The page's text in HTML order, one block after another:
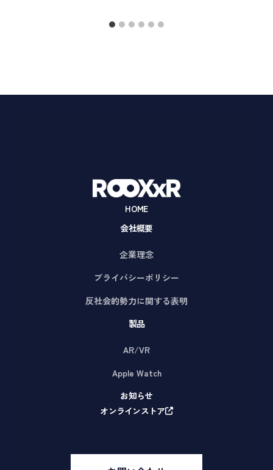
HOME
会社概要
企業理念
プライバシーポリシー
反社会的勢力に関する表明
製品
AR/VR
Apple Watch
お知らせ
オンラインストア